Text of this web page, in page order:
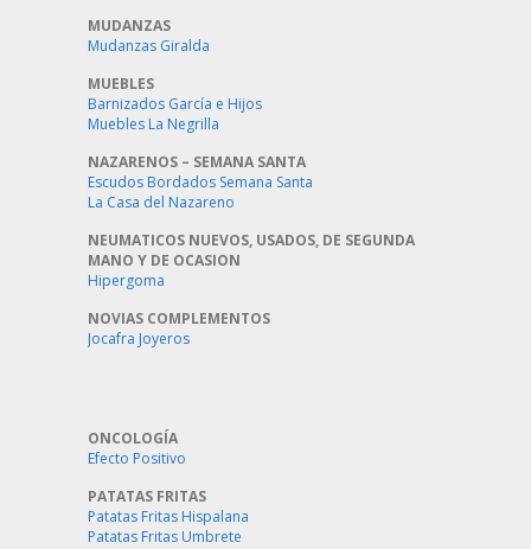
MUDANZAS
Mudanzas Giralda
MUEBLES
Barnizados García e Hijos
Muebles La Negrilla
NAZARENOS – SEMANA SANTA
Escudos Bordados Semana Santa
La Casa del Nazareno
NEUMATICOS NUEVOS, USADOS, DE SEGUNDA
MANO Y DE OCASION
Hipergoma
NOVIAS COMPLEMENTOS
Jocafra Joyeros
ONCOLOGÍA
Efecto Positivo
PATATAS FRITAS
Patatas Fritas Hispalana
Patatas Fritas Umbrete